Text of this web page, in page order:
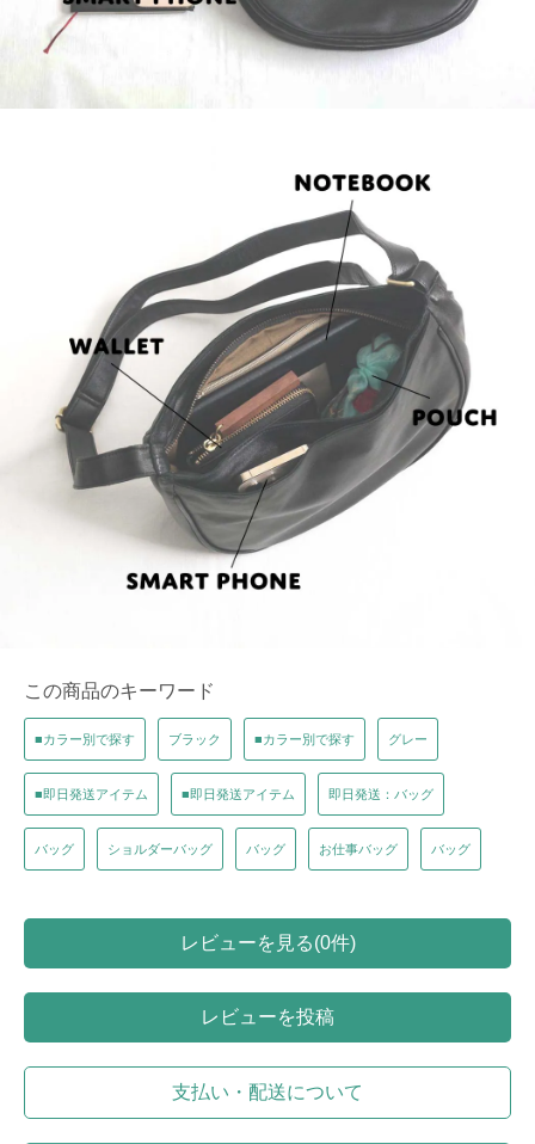
この商品のキーワード
■カラー別で探す ブラック ■カラー別で探す グレー
■即日発送アイテム ■即日発送アイテム 即日発送：バッグ
バッグ ショルダーバッグ バッグ お仕事バッグ バッグ
レビューを見る(0件)
レビューを投稿
支払い・配送について